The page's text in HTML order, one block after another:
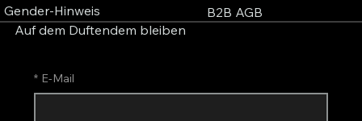
Gender-Hinweis
B2B AGB
Auf dem Duftendem bleiben
* E-Mail